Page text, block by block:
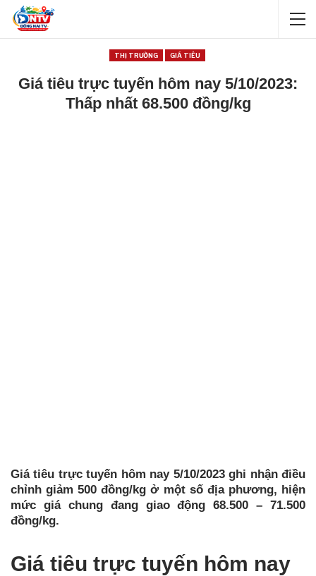
THỊ TRƯỜNG GIÁ TIÊU
Giá tiêu trực tuyến hôm nay 5/10/2023:
Thấp nhất 68.500 đồng/kg
Giá tiêu trực tuyến hôm nay 5/10/2023 ghi nhận điều
chỉnh giảm 500 đồng/kg ở một số địa phương, hiện
mức giá chung đang giao động 68.500 – 71.500
đồng/kg.
Giá tiêu trực tuyến hôm nay